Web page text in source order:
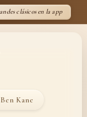
clásicos en la app
Kane